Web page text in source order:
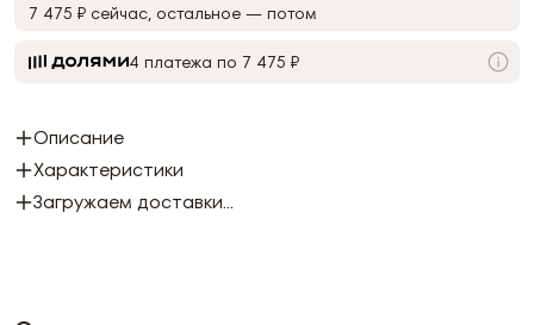
7 475 ₽ сейчас, остальное — потом
4 платежа по 7 475 ₽
Описание
Характеристики
Загружаем доставки...